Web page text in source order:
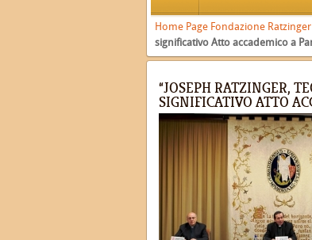
Home Page Fondazione Ratzinger
significativo Atto accademico a
“JOSEPH RATZINGER,
SIGNIFICATIVO ATTO